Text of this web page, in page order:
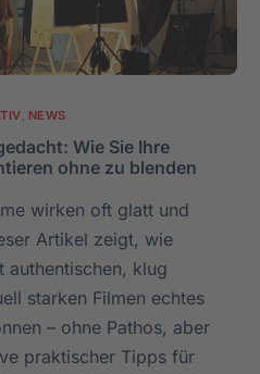
, NEWS
Wie Sie Ihre
ohne zu blenden
wirken oft glatt und
Artikel zeigt, wie
authentischen, klug
starken Filmen echtes
– ohne Pathos, aber
praktischer Tipps für